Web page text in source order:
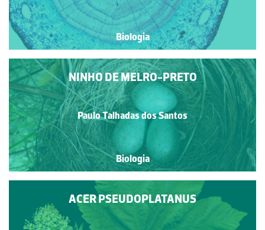
Biologia
NINHO DE MELRO-PRETO
Paulo Talhadas dos Santos
Biologia
ACER PSEUDOPLATANUS